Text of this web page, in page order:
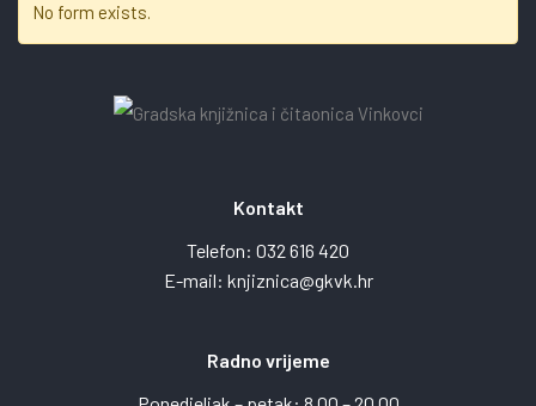
No form exists.
Kontakt
Telefon: 032 616 420
E-mail: knjiznica@gkvk.hr
Radno vrijeme